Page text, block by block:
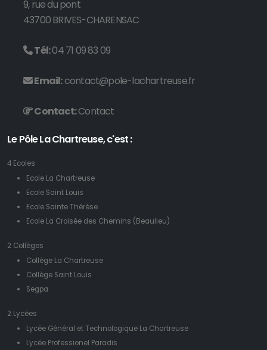
9, rue du pont
43700 BRIVES-CHARENSAC
Tél:04 71 09 83 09
Email:contact@pole-lachartreuse.fr
Contact:Contact
Le Pôle La Chartreuse, c'est :
4 Ecoles
Ecole La Chartreuse
Ecole Saint Louis
Ecole Sainte Thérèse
Ecole La Croisée des Chemins (Beaulieu)
2 Collèges
Collège La Chartreuse
Collège Saint Louis
Segpa
2 Lycées
Lycée Général et Technologique La Chartreuse
Lycée Professionel Paradis